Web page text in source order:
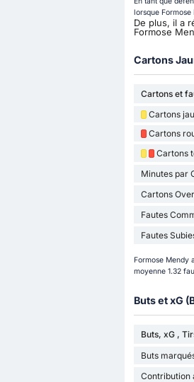
lorsque Formose
De plus, il a
Formose
Cartons
Cartons et
Cartons
Cartons
Cartons
Minutes par
Cartons
Fautes
Fautes
Formose Mendy
moyenne 1.32
Buts et xG
Buts, xG ,
Buts
Contribution